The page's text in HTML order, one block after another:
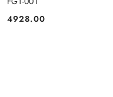
Cena:
4928.00